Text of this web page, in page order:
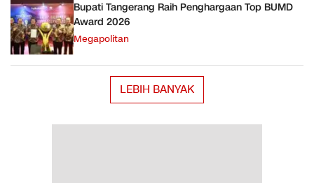
Bupati Tangerang Raih Penghargaan Top BUMD
Award 2026
Megapolitan
LEBIH BANYAK